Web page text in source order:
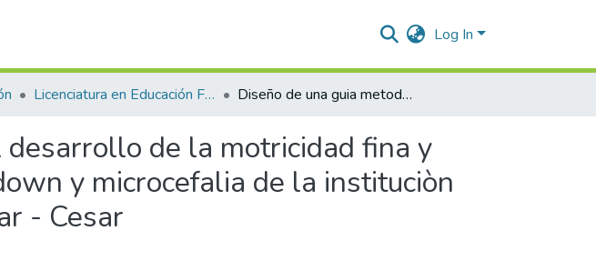
Log In
Licenciatura en Educación Física, Recreación y Deportes. Diseño de una guia metodològica para el desarrollo de la motricidad fina y gruesa en estudiantes con sindrome de down y microcefalia de la instituciòn educativa Ricardo Gonzàlez de Valledupar - Cesar
de la motricidad fina y
y microcefalia de la instituciòn
- Cesar